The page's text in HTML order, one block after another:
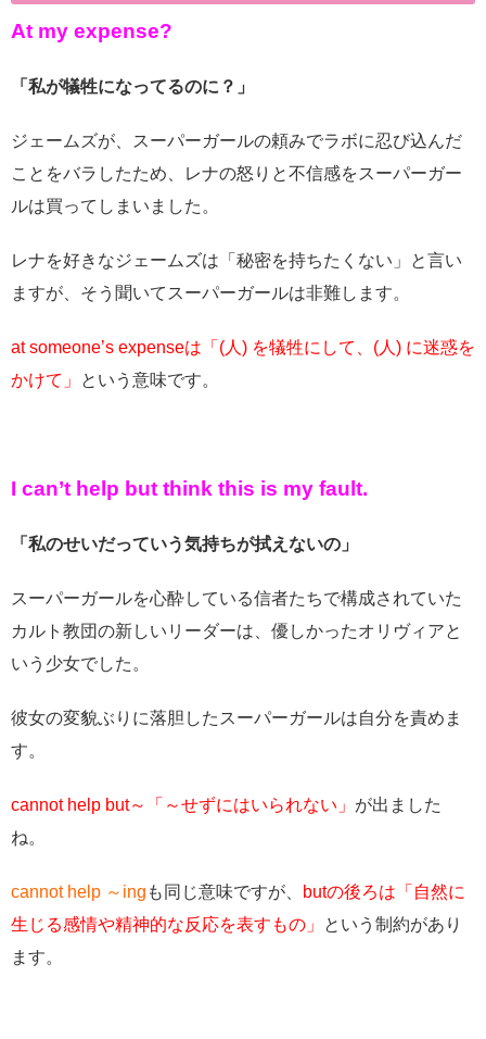
At my expense?
「私が犠牲になってるのに？」
ジェームズが、スーパーガールの頼みでラボに忍び込んだ
ことをバラしたため、レナの怒りと不信感をスーパーガー
ルは買ってしまいました。
レナを好きなジェームズは「秘密を持ちたくない」と言い
ますが、そう聞いてスーパーガールは非難します。
at someone’s expenseは「(人) を犠牲にして、(人) に迷惑を
かけて」
という意味です。
I can’t help but think this is my fault.
「私のせいだっていう気持ちが拭えないの」
スーパーガールを心酔している信者たちで構成されていた
カルト教団の新しいリーダーは、優しかったオリヴィアと
いう少女でした。
彼女の変貌ぶりに落胆したスーパーガールは自分を責めま
す。
cannot help but～「～せずにはいられない」 が出ました
ね。
cannot help ～ing も同じ意味ですが、
butの後ろは「自然に
生じる感情や精神的な反応を表すもの」
という制約があり
ます。